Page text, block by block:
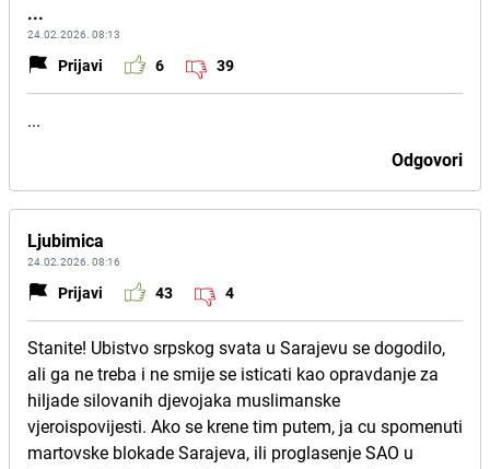
...
24.02.2026. 08:13
Prijavi 6 39
...
Odgovori
Ljubimica
24.02.2026. 08:16
Prijavi 43 4
Stanite! Ubistvo srpskog svata u Sarajevu se dogodilo,
ali ga ne treba i ne smije se isticati kao opravdanje za
hiljade silovanih djevojaka muslimanske
vjeroispovijesti. Ako se krene tim putem, ja cu spomenuti
martovske blokade Sarajeva, ili proglasenje SAO u